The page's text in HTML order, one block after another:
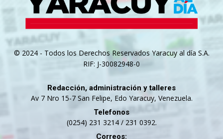
© 2024 - Todos los Derechos Reservados Yaracuy al día S.A.
RIF: J-30082948-0
Redacción, administración y talleres
Av 7 Nro 15-7 San Felipe, Edo Yaracuy, Venezuela.
Telefonos
(0254) 231 3214 / 231 0392.
Correos: